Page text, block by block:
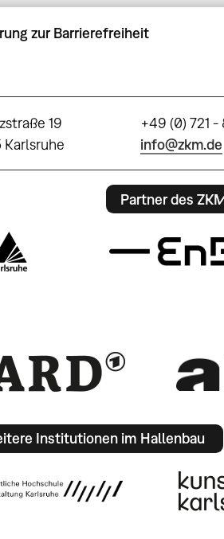
zur Barrierefreiheit
19
Karlsruhe
+49 (0) 721 -
info@zkm.de
Partner des
Institutionen im Hallenbau